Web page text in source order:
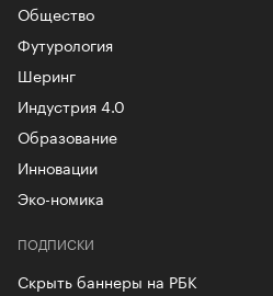
Общество
Футурология
Шеринг
Индустрия 4.0
Образование
Инновации
Эко-номика
ПОДПИСКИ
Скрыть баннеры на РБК